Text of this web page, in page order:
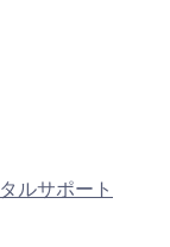
ルサポート